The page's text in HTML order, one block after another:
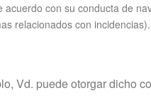
con su conducta de
relacionados con incidencias).
Vd. puede otorgar dicho